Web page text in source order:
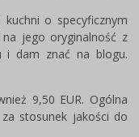
o specyficznym
jego oryginalność z
i dam znać na blogu.
9,50 EUR. Ogólna
stosunek jakości do